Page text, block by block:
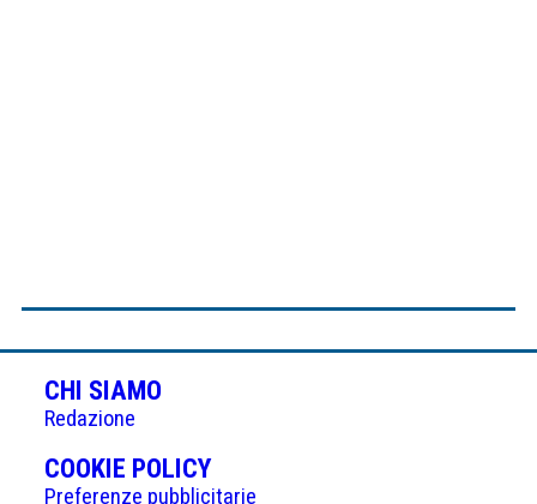
CHI SIAMO
Redazione
COOKIE POLICY(APRE
Preferenze pubblicitarie